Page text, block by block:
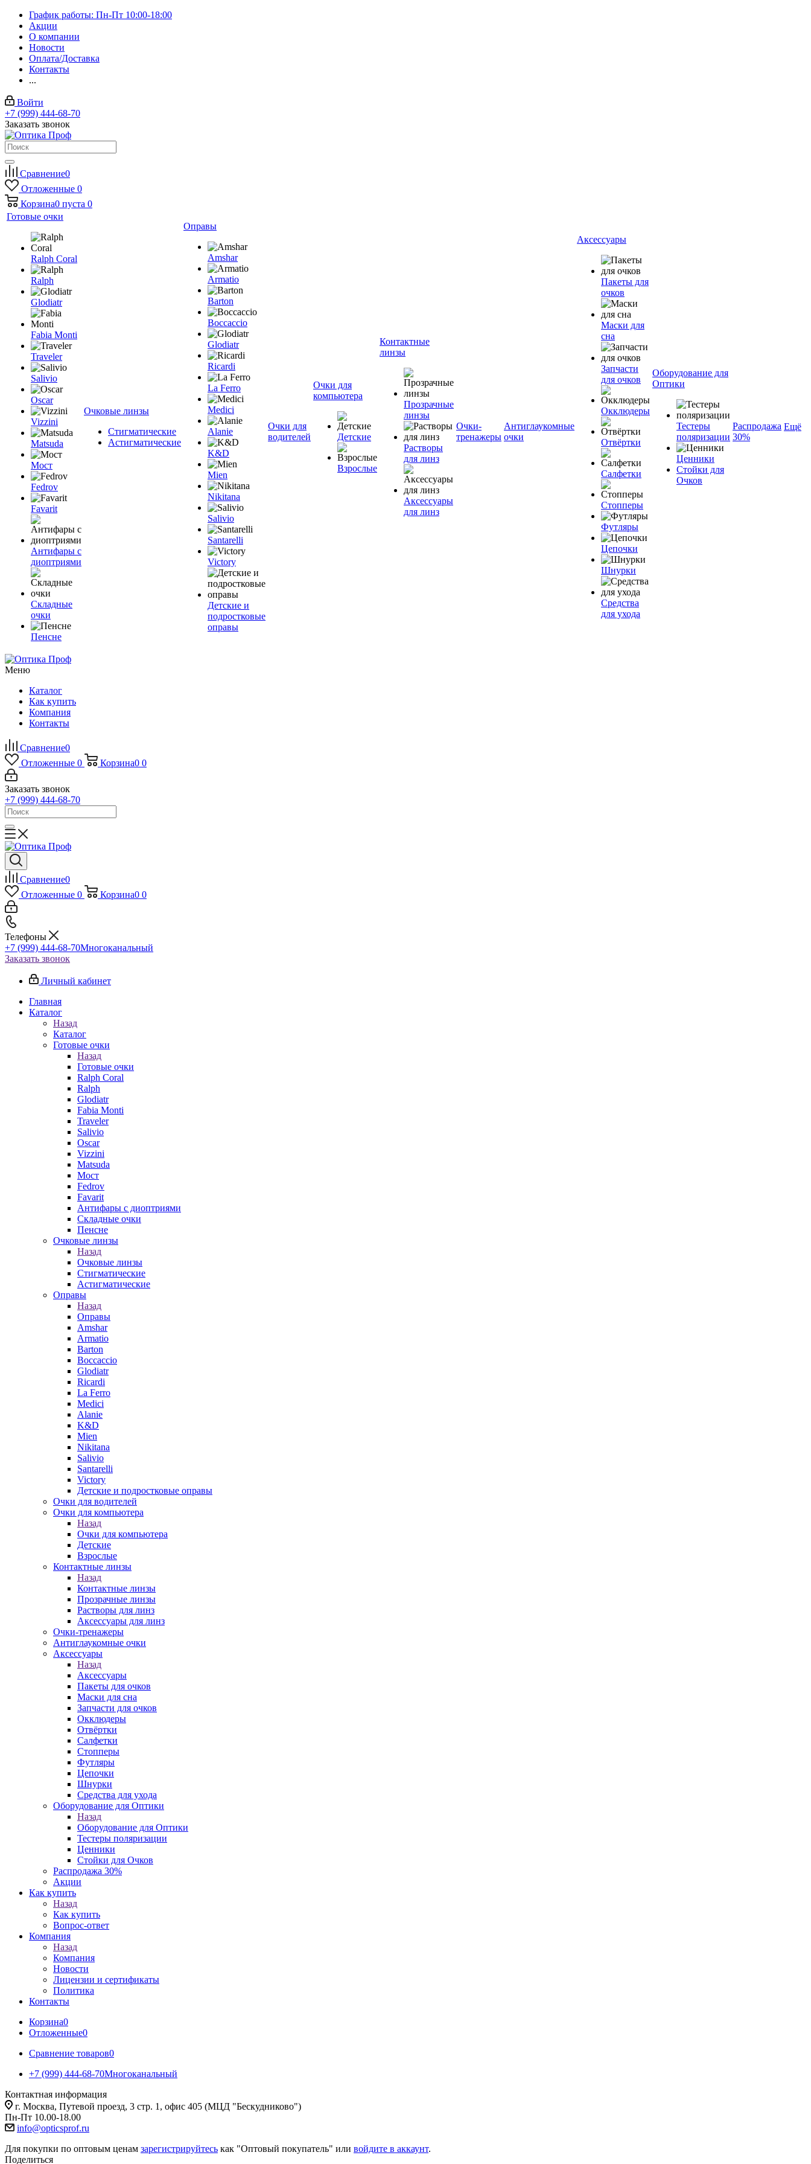
График работы: Пн-Пт 10:00-18:00
Акции
О компании
Новости
Оплата/Доставка
Контакты
...
Войти
+7 (999) 444-68-70
Заказать звонок
Сравнение0
Отложенные 0
Корзина0 пуста 0
Готовые очки
Ralph Coral
Ralph
Glodiatr
Fabia Monti
Traveler
Salivio
Oscar
Vizzini
Matsuda
Мост
Fedrov
Favarit
Антифары с
диоптриями
Складные
очки
Пенсне
Очковые линзы
Стигматические
Астигматические
Оправы
Amshar
Armatio
Barton
Boccaccio
Glodiatr
Ricardi
La Ferro
Medici
Alanie
K&D
Mien
Nikitana
Salivio
Santarelli
Victory
Детские и
подростковые
оправы
Очки для
водителей
Очки для
компьютера
Детские
Взрослые
Контактные
линзы
Прозрачные
линзы
Растворы
для линз
Аксессуары
для линз
Очки-
тренажеры
Антиглаукомные
очки
Аксессуары
Пакеты для
очков
Маски для
сна
Запчасти
для очков
Окклюдеры
Отвёртки
Салфетки
Стопперы
Футляры
Цепочки
Шнурки
Средства
для ухода
Оборудование для
Оптики
Тестеры
поляризации
Ценники
Стойки для
Очков
Распродажа
30%
Ещё
Меню
Каталог
Как купить
Компания
Контакты
Сравнение0
Отложенные 0 Корзина0 0
Заказать звонок
+7 (999) 444-68-70
Сравнение0
Отложенные 0 Корзина0 0
Телефоны
+7 (999) 444-68-70Многоканальный
Заказать звонок
Личный кабинет
Главная
Каталог
Назад
Каталог
Готовые очки
Назад
Готовые очки
Ralph Coral
Ralph
Glodiatr
Fabia Monti
Traveler
Salivio
Oscar
Vizzini
Matsuda
Мост
Fedrov
Favarit
Антифары с диоптриями
Складные очки
Пенсне
Очковые линзы
Назад
Очковые линзы
Стигматические
Астигматические
Оправы
Назад
Оправы
Amshar
Armatio
Barton
Boccaccio
Glodiatr
Ricardi
La Ferro
Medici
Alanie
K&D
Mien
Nikitana
Salivio
Santarelli
Victory
Детские и подростковые оправы
Очки для водителей
Очки для компьютера
Назад
Очки для компьютера
Детские
Взрослые
Контактные линзы
Назад
Контактные линзы
Прозрачные линзы
Растворы для линз
Аксессуары для линз
Очки-тренажеры
Антиглаукомные очки
Аксессуары
Назад
Аксессуары
Пакеты для очков
Маски для сна
Запчасти для очков
Окклюдеры
Отвёртки
Салфетки
Стопперы
Футляры
Цепочки
Шнурки
Средства для ухода
Оборудование для Оптики
Назад
Оборудование для Оптики
Тестеры поляризации
Ценники
Стойки для Очков
Распродажа 30%
Акции
Как купить
Назад
Как купить
Вопрос-ответ
Компания
Назад
Компания
Новости
Лицензии и сертификаты
Политика
Контакты
Корзина0
Отложенные0
Сравнение товаров0
+7 (999) 444-68-70Многоканальный
Контактная информация
г. Москва, Путевой проезд, 3 стр. 1, офис 405 (МЦД "Бескудниково")
Пн-Пт 10.00-18.00
info@opticsprof.ru
Для покупки по оптовым ценам зарегистрируйтесь как "Оптовый покупатель" или войдите в аккаунт.
Поделиться